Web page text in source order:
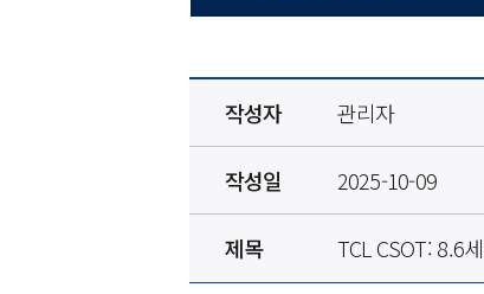
작성자 관리자
작성일 2025-10-09
제목 TCL CSOT: 8.6